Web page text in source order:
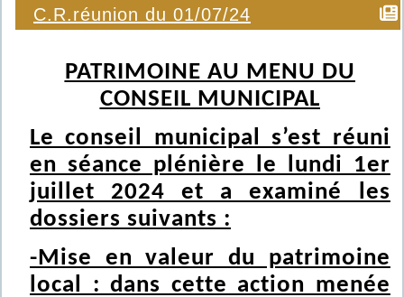
C.R.réunion du 01/07/24
PATRIMOINE AU MENU DU
CONSEIL MUNICIPAL
Le conseil municipal s’est réuni
en séance plénière le lundi 1er
juillet 2024 et a examiné les
dossiers suivants :
-Mise en valeur du patrimoine
local : dans cette action menée